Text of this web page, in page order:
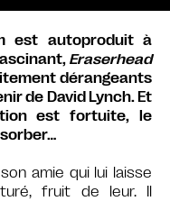
est autoproduit à
Eraserhead
dérangeants
de David Lynch. Et
est fortuite, le
amie qui lui laisse
fruit de leur. Il